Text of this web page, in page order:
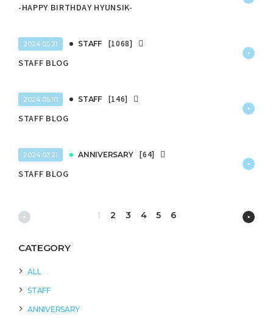
-HAPPY BIRTHDAY HYUNSIK-
2024.05.21 STAFF [1068]
STAFF BLOG
2024.05.10 STAFF [146]
STAFF BLOG
2024.03.21 ANNIVERSARY [64]
STAFF BLOG
1 2 3 4 5 6
CATEGORY
ALL
STAFF
ANNIVERSARY